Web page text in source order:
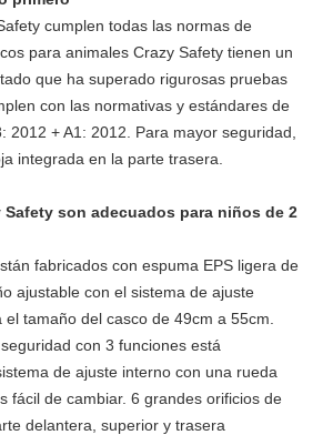
cumplen todas las normas de
para animales Crazy Safety tienen un
que ha superado rigurosas pruebas
con las normativas y estándares de
2012 + A1: 2012. Para mayor seguridad,
integrada en la parte trasera.
Safety son adecuados para niños de 2
fabricados con espuma EPS ligera de
ajustable con el sistema de ajuste
tamaño del casco de 49cm a 55cm.
con 3 funciones está
de ajuste interno con una rueda
fácil de cambiar. 6 grandes orificios de
delantera, superior y trasera